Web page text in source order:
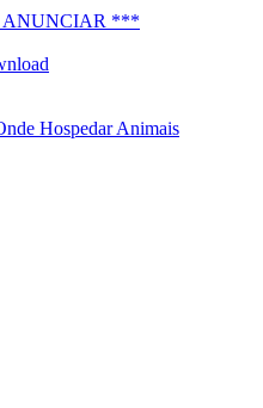
ANUNCIAR ***
Hospedar Animais